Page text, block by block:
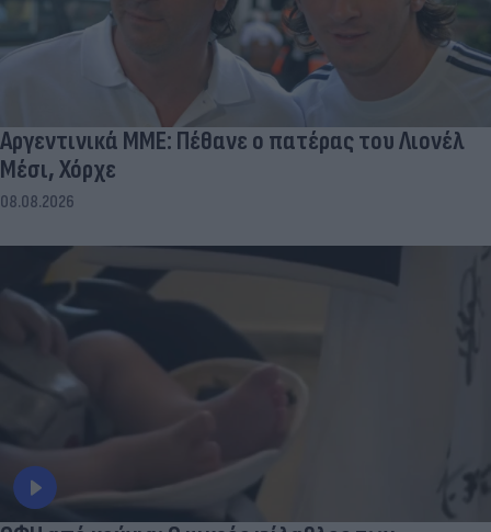
Αργεντινικά ΜΜΕ: Πέθανε ο πατέρας του Λιονέλ
Μέσι, Χόρχε
08.08.2026